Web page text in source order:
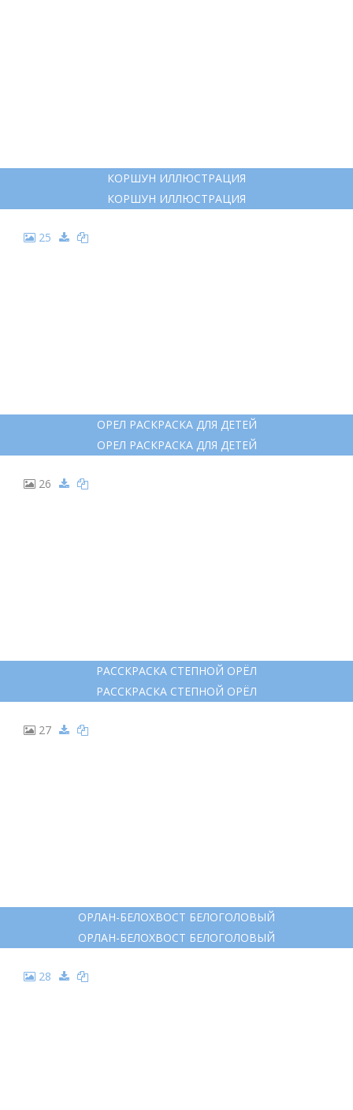
КОРШУН ИЛЛЮСТРАЦИЯ
КОРШУН ИЛЛЮСТРАЦИЯ
25
ОРЕЛ РАСКРАСКА ДЛЯ ДЕТЕЙ
ОРЕЛ РАСКРАСКА ДЛЯ ДЕТЕЙ
26
РАССКРАСКА СТЕПНОЙ ОРЁЛ
РАССКРАСКА СТЕПНОЙ ОРЁЛ
27
ОРЛАН-БЕЛОХВОСТ БЕЛОГОЛОВЫЙ
ОРЛАН-БЕЛОХВОСТ БЕЛОГОЛОВЫЙ
28